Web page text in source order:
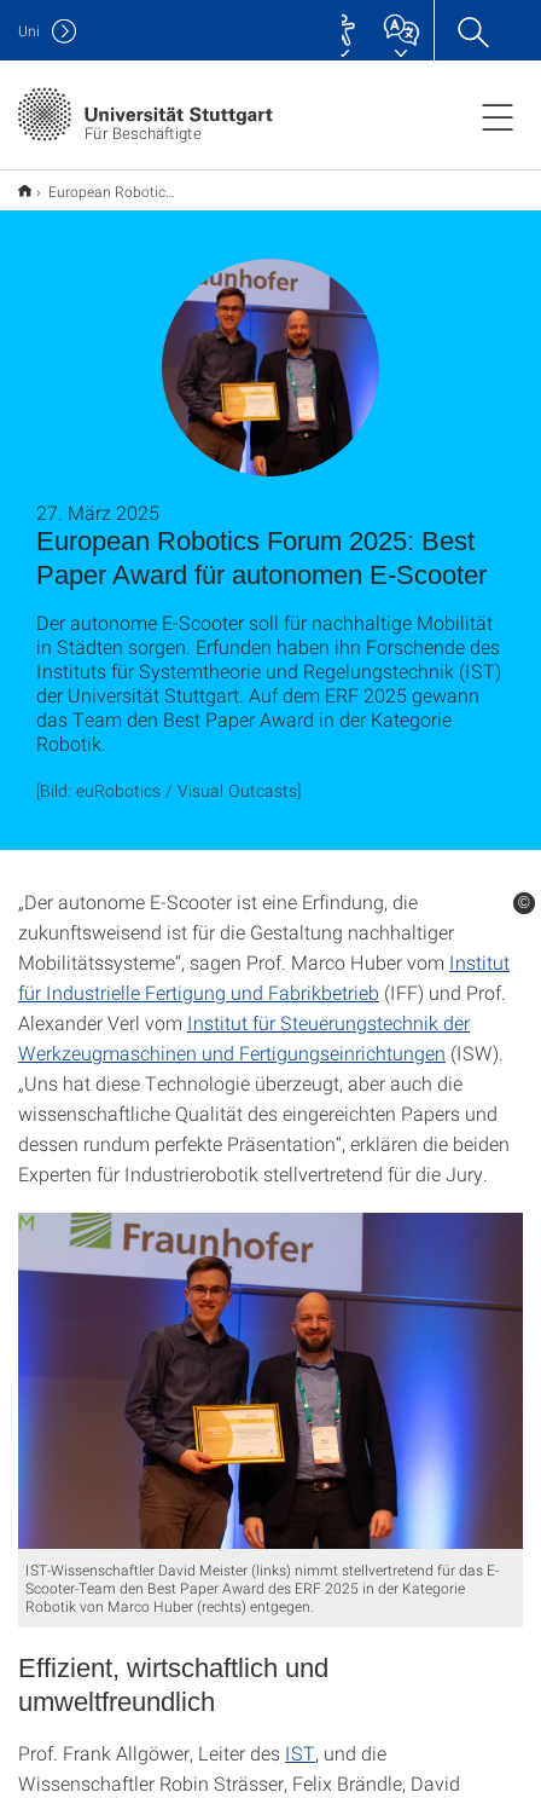
Für Beschäftigte
Uni
European Robotics Forum 2025: Best Paper Award für autonomen E-Scooter
European Robotics Forum 2025: Best
Paper Award für autonomen E-Scooter
27. März 2025
Der autonome E-Scooter soll für nachhaltige Mobilität
in Städten sorgen. Erfunden haben ihn Forschende des
Instituts für Systemtheorie und Regelungstechnik (IST)
der Universität Stuttgart. Auf dem ERF 2025 gewann
das Team den Best Paper Award in der Kategorie
Robotik.
[Bild: euRobotics / Visual Outcasts]
„Der autonome E-Scooter ist eine Erfindung, die
zukunftsweisend ist für die Gestaltung nachhaltiger
Mobilitätssysteme“, sagen Prof. Marco Huber vom Institut
für Industrielle Fertigung und Fabrikbetrieb (IFF) und Prof.
Alexander Verl vom Institut für Steuerungstechnik der
Werkzeugmaschinen und Fertigungseinrichtungen (ISW).
„Uns hat diese Technologie überzeugt, aber auch die
wissenschaftliche Qualität des eingereichten Papers und
dessen rundum perfekte Präsentation“, erklären die beiden
Experten für Industrierobotik stellvertretend für die Jury.
©
IST-Wissenschaftler David Meister (links) nimmt stellvertretend für das E-
Scooter-Team den Best Paper Award des ERF 2025 in der Kategorie
Robotik von Marco Huber (rechts) entgegen.
Effizient, wirtschaftlich und
umweltfreundlich
Prof. Frank Allgöwer, Leiter des IST, und die
Wissenschaftler Robin Strässer, Felix Brändle, David
©